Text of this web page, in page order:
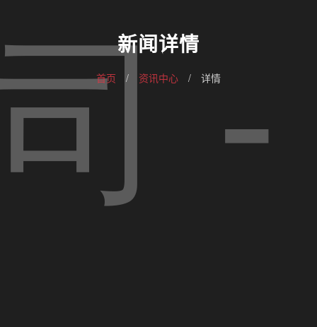
新闻详情
首页 / 资讯中心 / 详情